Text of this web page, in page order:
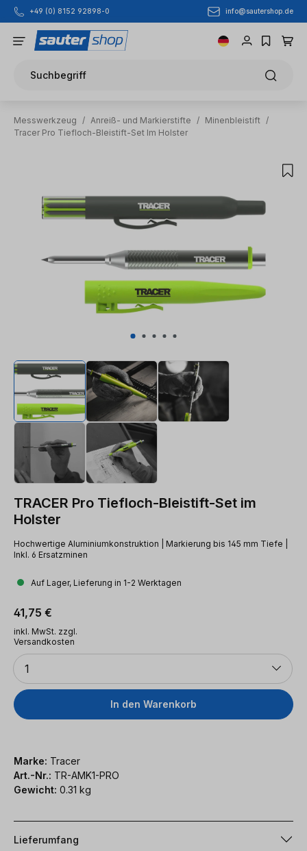
Zum Hauptinhalt springen
+49 (0) 8152 92898-0 info@sautershop.de
Suchbegriff
Messwerkzeug / Anreiß- und Markierstifte / Minenbleistift /
Tracer Pro Tiefloch-Bleistift-Set Im Holster
TRACER Pro Tiefloch-Bleistift-Set im
Holster
Hochwertige Aluminiumkonstruktion | Markierung bis 145 mm Tiefe |
Inkl. 6 Ersatzminen
Auf Lager, Lieferung in 1-2 Werktagen
Regulärer Preis:
41,75 €
inkl. MwSt. zzgl.
Versandkosten
Anzahl
1
In den Warenkorb
Marke: Tracer
Art.-Nr.: TR-AMK1-PRO
Gewicht: 0.31 kg
Lieferumfang